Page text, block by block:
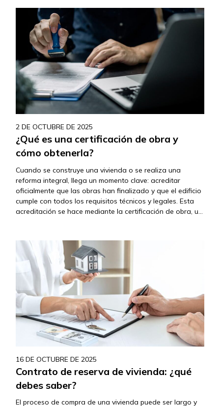
2 DE OCTUBRE DE 2025
¿Qué es una certificación de obra y
cómo obtenerla?
Cuando se construye una vivienda o se realiza una
reforma integral, llega un momento clave: acreditar
oficialmente que las obras han finalizado y que el edificio
cumple con todos los requisitos técnicos y legales. Esta
acreditación se hace mediante la certificación de obra, un
16 DE OCTUBRE DE 2025
Contrato de reserva de vivienda: ¿qué
debes saber?
El proceso de compra de una vivienda puede ser largo y